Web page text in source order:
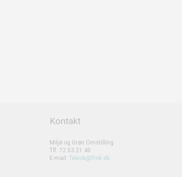
Kontakt
Miljø og Grøn Omstilling
Tlf: 72 53 21 40
E-mail: Teknik@fmk.dk